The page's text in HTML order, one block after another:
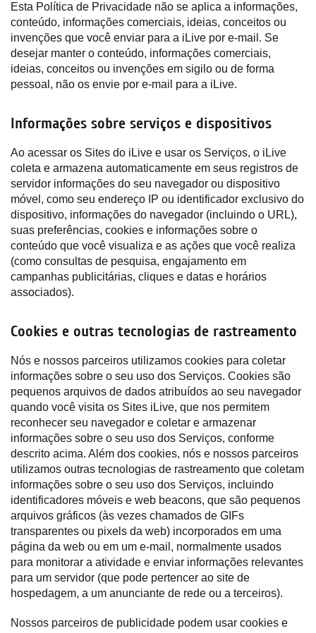
Esta Política de Privacidade não se aplica a informações,
conteúdo, informações comerciais, ideias, conceitos ou
invenções que você enviar para a iLive por e-mail. Se
desejar manter o conteúdo, informações comerciais,
ideias, conceitos ou invenções em sigilo ou de forma
pessoal, não os envie por e-mail para a iLive.
Informações sobre serviços e dispositivos
Ao acessar os Sites do iLive e usar os Serviços, o iLive
coleta e armazena automaticamente em seus registros de
servidor informações do seu navegador ou dispositivo
móvel, como seu endereço IP ou identificador exclusivo do
dispositivo, informações do navegador (incluindo o URL),
suas preferências, cookies e informações sobre o
conteúdo que você visualiza e as ações que você realiza
(como consultas de pesquisa, engajamento em
campanhas publicitárias, cliques e datas e horários
associados).
Cookies e outras tecnologias de rastreamento
Nós e nossos parceiros utilizamos cookies para coletar
informações sobre o seu uso dos Serviços. Cookies são
pequenos arquivos de dados atribuídos ao seu navegador
quando você visita os Sites iLive, que nos permitem
reconhecer seu navegador e coletar e armazenar
informações sobre o seu uso dos Serviços, conforme
descrito acima. Além dos cookies, nós e nossos parceiros
utilizamos outras tecnologias de rastreamento que coletam
informações sobre o seu uso dos Serviços, incluindo
identificadores móveis e web beacons, que são pequenos
arquivos gráficos (às vezes chamados de GIFs
transparentes ou pixels da web) incorporados em uma
página da web ou em um e-mail, normalmente usados
para monitorar a atividade e enviar informações relevantes
para um servidor (que pode pertencer ao site de
hospedagem, a um anunciante de rede ou a terceiros).
Nossos parceiros de publicidade podem usar cookies e